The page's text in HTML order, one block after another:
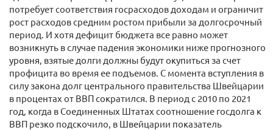
потребует соответствия госрасходов доходам и ограничит
рост расходов средним ростом прибыли за долгосрочный
период. И хотя дефицит бюджета все равно может
возникнуть в случае падения экономики ниже прогнозного
уровня, взятые долги должны будут окупиться за счет
профицита во время ее подъемов. С момента вступления в
силу закона долг центрального правительства Швейцарии
в процентах от ВВП сократился. В период с 2010 по 2021
год, когда в Соединенных Штатах соотношение госдолга к
ВВП резко подскочило, в Швейцарии показатель